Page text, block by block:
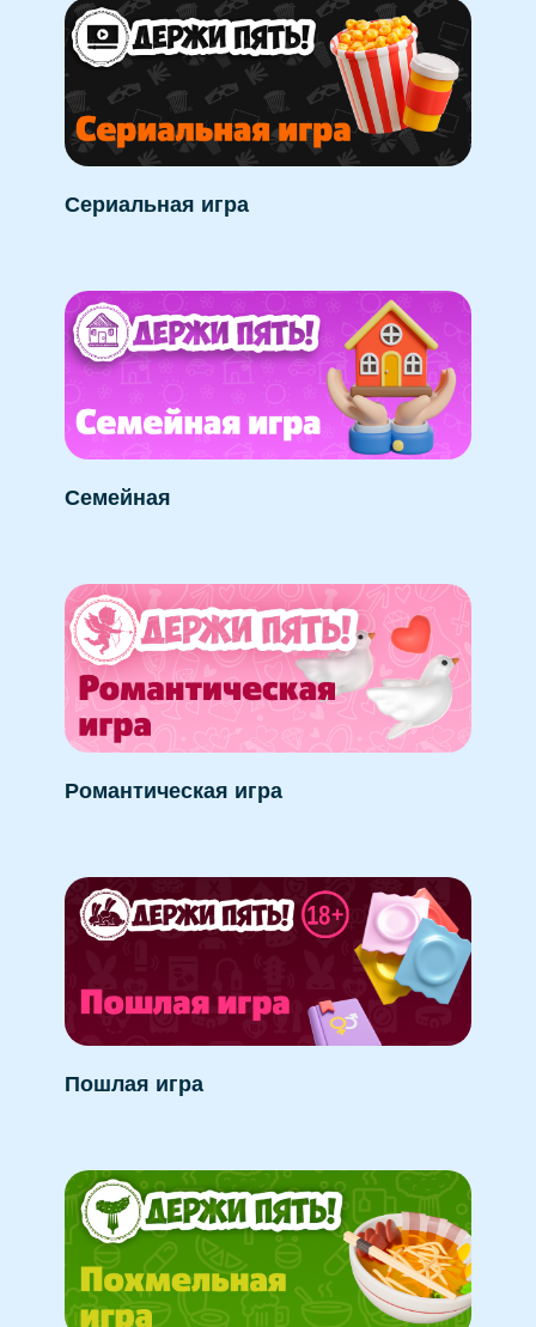
Сериальная игра
Семейная
Романтическая игра
Пошлая игра